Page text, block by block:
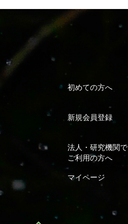
初めての方へ
新規会員登録
法人・研究機関で
ご利用の方へ
マイページ